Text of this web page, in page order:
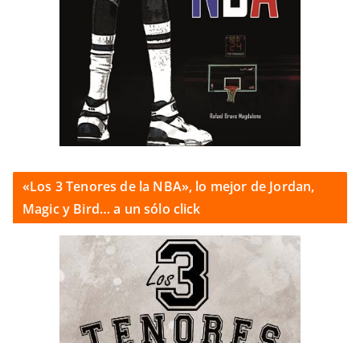
«Los 3 Tenores de la NBA», lo mejor de Jordan,
Magic y Bird… a un sólo click